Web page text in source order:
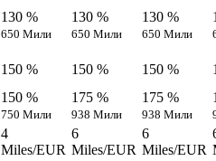
130 %
650 Мили
130 %
650 Мили
130 %
650 Мили
150 % 150 % 150 %
150 %
750 Мили
175 %
938 Мили
175 %
938 Мили
4
Miles/EUR
6
Miles/EUR
6
Miles/EUR